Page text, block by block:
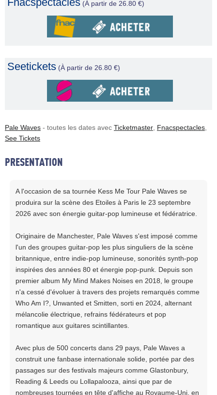
(À partir de 26.80 €)
Seetickets (À partir de 26.80 €)
Pale Waves - toutes les dates avec Ticketmaster Fnacspectacles
See Tickets
PRESENTATION
A l'occasion de sa tournée Kess Me Tour Pale Waves se
produira sur la scène des Etoiles à Paris le 23 septembre
2026 avec son énergie guitar-pop lumineuse et fédératrice.
Originaire de Manchester, Pale Waves s'est imposé comme
l'un des groupes guitar-pop les plus singuliers de la scène
britannique, entre indie-pop lumineuse, sonorités synth-pop
inspirées des années 80 et énergie pop-punk. Depuis son
premier album My Mind Makes Noises en 2018, le groupe
n'a cessé d'évoluer à travers des projets remarqués comme
Who Am I?, Unwanted et Smitten, sorti en 2024, alternant
mélancolie électrique, refrains fédérateurs et pop
romantique aux guitares scintillantes.
Avec plus de 500 concerts dans 29 pays, Pale Waves a
construit une fanbase internationale solide, portée par des
passages sur des festivals majeurs comme Glastonbury,
Reading & Leeds ou Lollapalooza, ainsi que par de
nombreuses tournées en tête d'affiche au Royaume-Uni, en